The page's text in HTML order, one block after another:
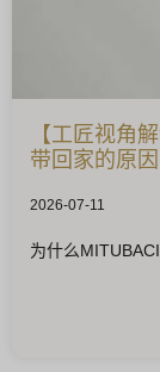
【工匠视角
带回家的原
2026-07-11
为什么